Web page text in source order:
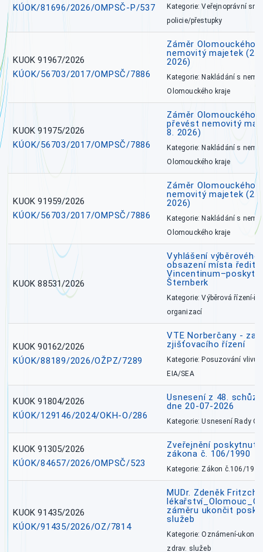
KÚOK/81696/2026/OMPSČ-P/537
Kategorie: Veřejnoprávní
policie/přestupky
KUOK 91967/2026
KÚOK/56703/2017/OMPSČ/7886
Záměr Olomouckého
nemovitý majetek
2026)
Kategorie: Nakládání s
Olomouckého kraje
KUOK 91975/2026
KÚOK/56703/2017/OMPSČ/7886
Záměr Olomouckého
převést nemovitý
8. 2026)
Kategorie: Nakládání s
Olomouckého kraje
KUOK 91959/2026
KÚOK/56703/2017/OMPSČ/7886
Záměr Olomouckého
nemovitý majetek
2026)
Kategorie: Nakládání s
Olomouckého kraje
KUOK 88531/2026
Vyhlášení výběrového
obsazení místa
Šternberk
Kategorie: Výběrová řízení-
organizací
KUOK 90162/2026
KÚOK/88189/2026/OŽPZ/7289
VTE Norberčany -
zjišťovacího řízení
Kategorie: Posuzování vlivů
EIA/SEA
KUOK 91804/2026
KÚOK/129146/2024/OKH-O/286
Usnesení z 48.
dne 20-07-2026
Kategorie: Usnesení Rady
KUOK 91305/2026
KÚOK/84657/2026/OMPSČ/523
Zveřejnění poskytnutí
zákona č. 106/1990
Kategorie: Zákon č.106/1999
KUOK 91435/2026
KÚOK/91435/2026/OZ/7814
MUDr. Zdeněk
záměru ukončit
služeb
Kategorie: Oznámení-
zdrav. služeb